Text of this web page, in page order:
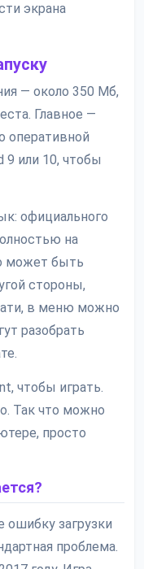
экрана
— около 350 Мб,
Главное —
оперативной
или 10, чтобы
официального
на
может быть
стороны,
в меню можно
разобрать
чтобы играть.
Так что можно
просто
ошибку загрузки
проблема.